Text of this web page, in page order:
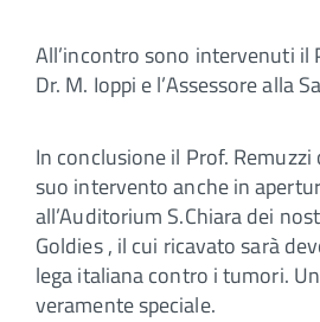
All’incontro sono intervenuti il
Dr. M. Ioppi e l’Assessore alla
In conclusione il Prof.
suo intervento anche in
all’Auditorium S.Chiara dei
Goldies , il cui ricavato sarà
lega italiana contro i tumori.
veramente speciale.